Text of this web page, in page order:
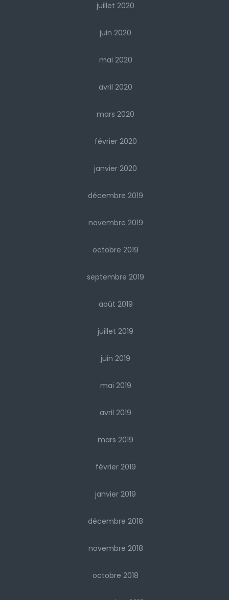
juillet 2020
juin 2020
mai 2020
avril 2020
mars 2020
février 2020
janvier 2020
décembre 2019
novembre 2019
octobre 2019
septembre 2019
août 2019
juillet 2019
juin 2019
mai 2019
avril 2019
mars 2019
février 2019
janvier 2019
décembre 2018
novembre 2018
octobre 2018